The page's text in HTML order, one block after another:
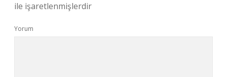
ile işaretlenmişlerdir
Yorum